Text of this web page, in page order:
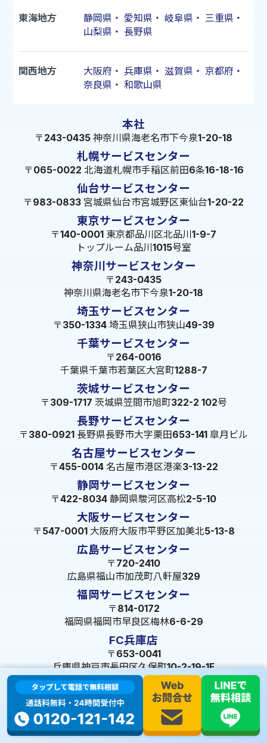
東海地方 静岡県 ・ 愛知県 ・ 岐阜県 ・ 三重県 ・
山梨県 ・ 長野県
関西地方 大阪府 ・ 兵庫県 ・ 滋賀県 ・ 京都府 ・
奈良県 ・ 和歌山県
本社
〒243-0435 神奈川県海老名市下今泉1-20-18
札幌サービスセンター
〒065-0022 北海道札幌市手稲区前田6条16-18-16
仙台サービスセンター
〒983-0833 宮城県仙台市宮城野区東仙台1-20-22
東京サービスセンター
〒140-0001 東京都品川区北品川1-9-7
トップルーム品川1015号室
神奈川サービスセンター
〒243-0435
神奈川県海老名市下今泉1-20-18
埼玉サービスセンター
〒350-1334 埼玉県狭山市狭山49-39
千葉サービスセンター
〒264-0016
千葉県千葉市若葉区大宮町1288-7
茨城サービスセンター
〒309-1717 茨城県笠間市旭町322-2 102号
長野サービスセンター
〒380-0921 長野県長野市大字栗田653-141 皐月ビル
名古屋サービスセンター
〒455-0014 名古屋市港区港楽3-13-22
静岡サービスセンター
〒422-8034 静岡県駿河区高松2-5-10
大阪サービスセンター
〒547-0001 大阪府大阪市平野区加美北5-13-8
広島サービスセンター
〒720-2410
広島県福山市加茂町八軒屋329
福岡サービスセンター
〒814-0172
福岡県福岡市早良区梅林6-6-29
FC兵庫店
〒653-0041
兵庫県神戸市長田区久保町10-2-19-1F
© 2023 株式会社ミズテック All Rights Reserved.